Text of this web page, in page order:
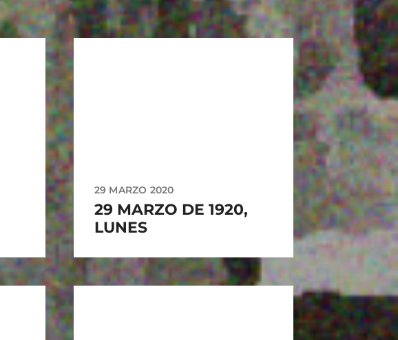
29 MARZO 2020
29 MARZO DE 1920,
LUNES